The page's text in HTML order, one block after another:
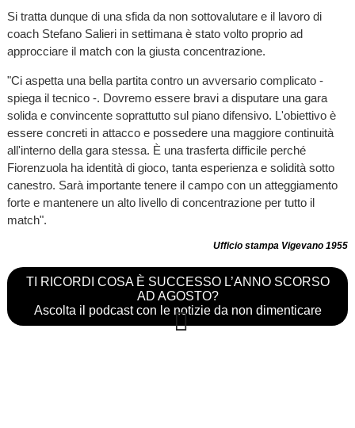
Si tratta dunque di una sfida da non sottovalutare e il lavoro di
coach Stefano Salieri in settimana è stato volto proprio ad
approcciare il match con la giusta concentrazione.
"Ci aspetta una bella partita contro un avversario complicato -
spiega il tecnico -. Dovremo essere bravi a disputare una gara
solida e convincente soprattutto sul piano difensivo. L'obiettivo è
essere concreti in attacco e possedere una maggiore continuità
all'interno della gara stessa. È una trasferta difficile perché
Fiorenzuola ha identità di gioco, tanta esperienza e solidità sotto
canestro. Sarà importante tenere il campo con un atteggiamento
forte e mantenere un alto livello di concentrazione per tutto il
match".
Ufficio stampa Vigevano 1955
TI RICORDI COSA È SUCCESSO L’ANNO SCORSO
AD AGOSTO?
Ascolta il podcast con le notizie da non dimenticare